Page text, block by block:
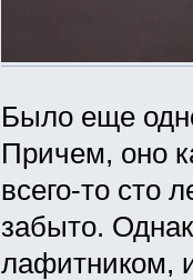
Было еще
Причем, оно
всего-то сто
забыто.
лафитником,